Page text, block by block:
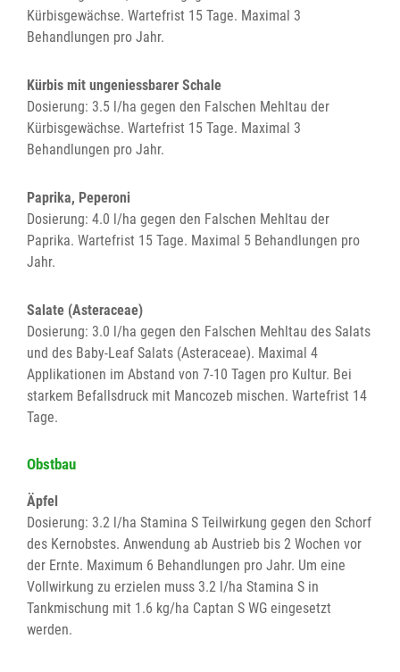
Kürbisgewächse. Wartefrist 15 Tage. Maximal 3
Behandlungen pro Jahr.
Kürbis mit ungeniessbarer Schale
Dosierung: 3.5 l/ha gegen den Falschen Mehltau der
Kürbisgewächse. Wartefrist 15 Tage. Maximal 3
Behandlungen pro Jahr.
Paprika, Peperoni
Dosierung: 4.0 l/ha gegen den Falschen Mehltau der
Paprika. Wartefrist 15 Tage. Maximal 5 Behandlungen pro
Jahr.
Salate (Asteraceae)
Dosierung: 3.0 l/ha gegen den Falschen Mehltau des Salats
und des Baby-Leaf Salats (Asteraceae). Maximal 4
Applikationen im Abstand von 7-10 Tagen pro Kultur. Bei
starkem Befallsdruck mit Mancozeb mischen. Wartefrist 14
Tage.
Obstbau
Äpfel
Dosierung: 3.2 l/ha Stamina S Teilwirkung gegen den Schorf
des Kernobstes. Anwendung ab Austrieb bis 2 Wochen vor
der Ernte. Maximum 6 Behandlungen pro Jahr. Um eine
Vollwirkung zu erzielen muss 3.2 l/ha Stamina S in
Tankmischung mit 1.6 kg/ha Captan S WG eingesetzt
werden.